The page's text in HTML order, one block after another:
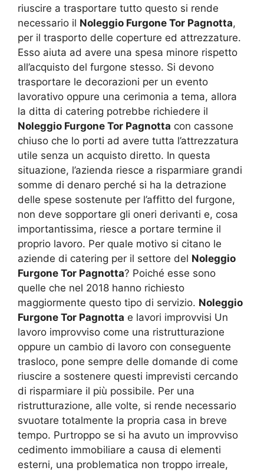
riuscire a trasportare tutto questo si rende
necessario il Noleggio Furgone Tor Pagnotta,
per il trasporto delle coperture ed attrezzature.
Esso aiuta ad avere una spesa minore rispetto
all’acquisto del furgone stesso. Si devono
trasportare le decorazioni per un evento
lavorativo oppure una cerimonia a tema, allora
la ditta di catering potrebbe richiedere il
Noleggio Furgone Tor Pagnotta con cassone
chiuso che lo porti ad avere tutta l’attrezzatura
utile senza un acquisto diretto. In questa
situazione, l’azienda riesce a risparmiare grandi
somme di denaro perché si ha la detrazione
delle spese sostenute per l’affitto del furgone,
non deve sopportare gli oneri derivanti e, cosa
importantissima, riesce a portare termine il
proprio lavoro. Per quale motivo si citano le
aziende di catering per il settore del Noleggio
Furgone Tor Pagnotta? Poiché esse sono
quelle che nel 2018 hanno richiesto
maggiormente questo tipo di servizio. Noleggio
Furgone Tor Pagnotta e lavori improvvisi Un
lavoro improvviso come una ristrutturazione
oppure un cambio di lavoro con conseguente
trasloco, pone sempre delle domande di come
riuscire a sostenere questi imprevisti cercando
di risparmiare il più possibile. Per una
ristrutturazione, alle volte, si rende necessario
svuotare totalmente la propria casa in breve
tempo. Purtroppo se si ha avuto un improvviso
cedimento immobiliare a causa di elementi
esterni, una problematica non troppo irreale,